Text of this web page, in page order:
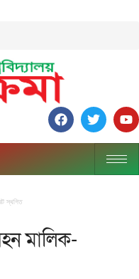
স্থগিত
মালিক-